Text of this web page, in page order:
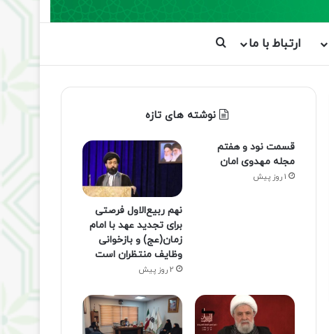
ارتباط با ما جستجو برای
نوشته های تازه
قسمت نود و هفتم
مجله مهدوی امان
1 روز پیش
نهم ربیع‌الاول فرصتی
برای تجدید عهد با امام
زمان(عج) و بازخوانی
وظایف منتظران است
2 روز پیش